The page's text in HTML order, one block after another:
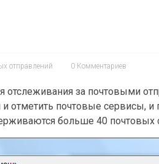
отправлений 0 Комментариев
отслеживания за почтовыми
почтовые сервисы, и
больше 40 почтовых